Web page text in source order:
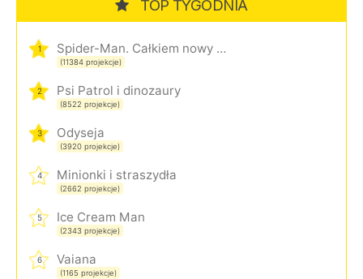
TOP TYGODNIA
1 Spider-Man. Całkiem nowy dzień
(11384 projekcje)
2 Psi Patrol i dinozaury
(8522 projekcje)
3 Odyseja
(3920 projekcje)
4 Minionki i straszydła
(2662 projekcje)
5 Ice Cream Man
(2343 projekcje)
6 Vaiana
(1165 projekcje)